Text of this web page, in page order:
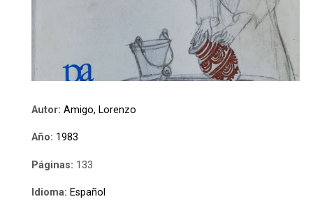
Autor: Amigo, Lorenzo
Año: 1983
Páginas: 133
Idioma: Español